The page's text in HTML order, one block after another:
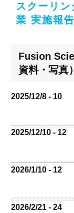
スクーリ
業 実施報告
Fusion
資料・写真）
2025/12/8 - 10
2025/12/10 - 12
2026/1/10 - 12
2026/2/21 - 24